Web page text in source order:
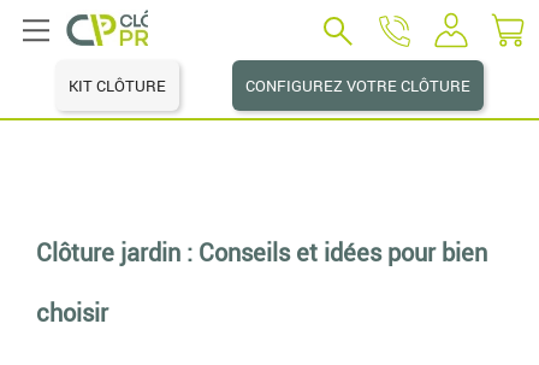
KIT CLÔTURE CONFIGUREZ VOTRE CLÔTURE
Clôture jardin : Conseils et idées pour bien
choisir